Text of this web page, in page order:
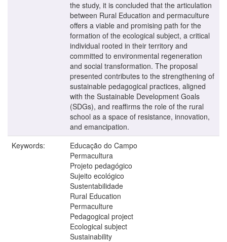
the study, it is concluded that the articulation
between Rural Education and permaculture
offers a viable and promising path for the
formation of the ecological subject, a critical
individual rooted in their territory and
committed to environmental regeneration
and social transformation. The proposal
presented contributes to the strengthening of
sustainable pedagogical practices, aligned
with the Sustainable Development Goals
(SDGs), and reaffirms the role of the rural
school as a space of resistance, innovation,
and emancipation.
Keywords:
Educação do Campo
Permacultura
Projeto pedagógico
Sujeito ecológico
Sustentabilidade
Rural Education
Permaculture
Pedagogical project
Ecological subject
Sustainability